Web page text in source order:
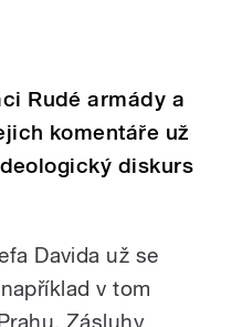
Rudé armády a
komentáře už
diskurs
Davida už se
v tom
Zásluhy